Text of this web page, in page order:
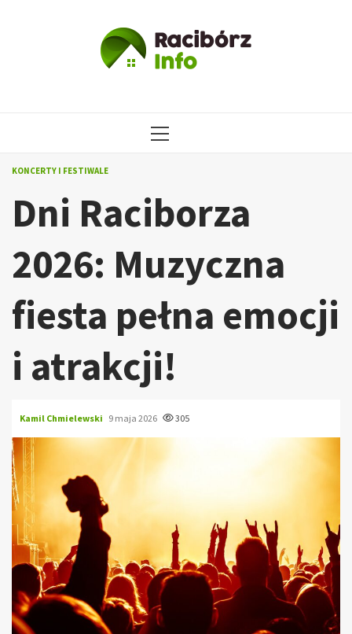
MENU
KONCERTY I FESTIWALE
Dni Raciborza
2026: Muzyczna
fiesta pełna emocji
i atrakcji!
Kamil Chmielewski 9 maja 2026 305